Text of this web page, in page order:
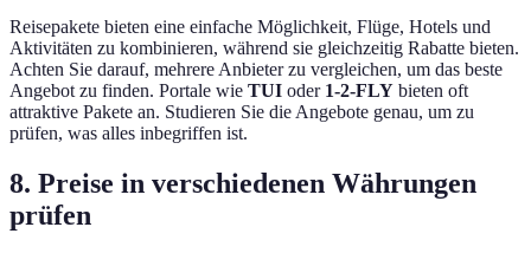
Reisepakete bieten eine einfache Möglichkeit, Flüge, Hotels und
Aktivitäten zu kombinieren, während sie gleichzeitig Rabatte bieten.
Achten Sie darauf, mehrere Anbieter zu vergleichen, um das beste
Angebot zu finden. Portale wie TUI oder 1-2-FLY bieten oft
attraktive Pakete an. Studieren Sie die Angebote genau, um zu
prüfen, was alles inbegriffen ist.
8. Preise in verschiedenen Währungen
prüfen